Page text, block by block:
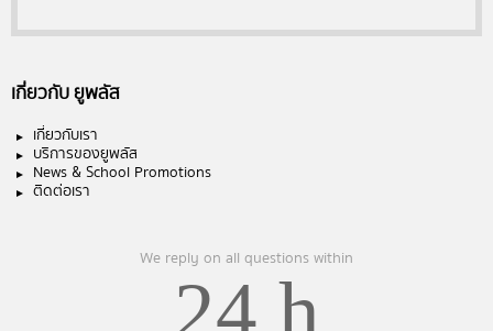
เกี่ยวกับ ยูพลัส
เกี่ยวกับเรา
บริการของยูพลัส
News & School Promotions
ติดต่อเรา
We reply on all questions within
24 h